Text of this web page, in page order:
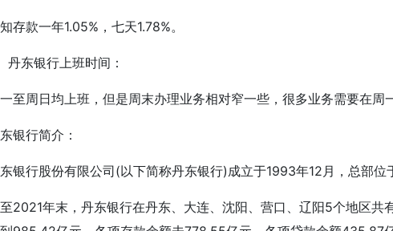
存款一年1.05%，七天1.78%。
丹东银行上班时间：
至周日均上班，但是周末办理业务相对窄一些，很多业务需要在周
银行简介：
银行股份有限公司(以下简称丹东银行)成立于1993年12月，总部位
2021年末，丹东银行在丹东、大连、沈阳、营口、辽阳5个地区